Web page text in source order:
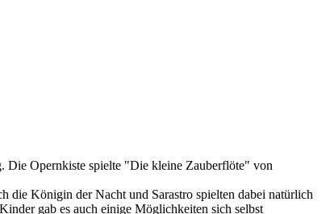
Die Opernkiste spielte "Die kleine Zauberflöte" von
die Königin der Nacht und Sarastro spielten dabei natürlich
gab es auch einige Möglichkeiten sich selbst